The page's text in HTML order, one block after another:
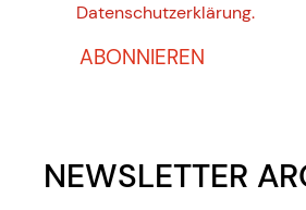
Datenschutzerklärung.
NEWSLETTER